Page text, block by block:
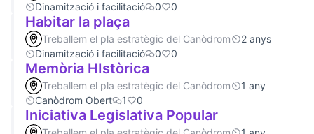
Dinamització i facilitació
0 0
Habitar la plaça
Treballem el pla estratègic del Canòdrom
2 anys
Dinamització i facilitació
0 0
Memòria HIstòrica
Treballem el pla estratègic del Canòdrom
1 any
Canòdrom Obert
1 0
Iniciativa Legislativa Popular